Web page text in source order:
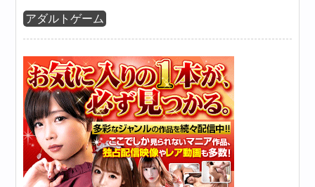
アダルトゲーム